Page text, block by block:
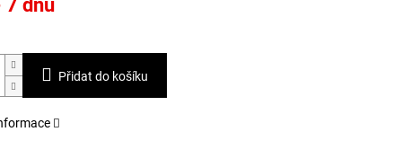
7 dnů
Přidat do košíku